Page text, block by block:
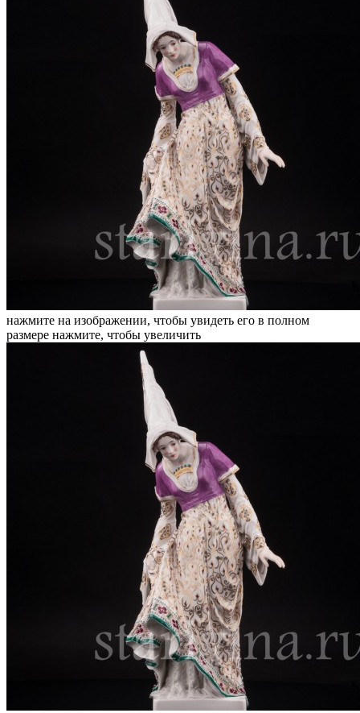
нажмите на изображении, чтобы увидеть его в полном
размере нажмите, чтобы увеличить